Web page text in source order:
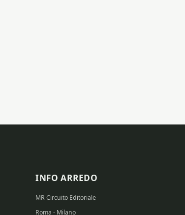
INFO ARREDO
MR Circuito Editoriale
Roma - Milano